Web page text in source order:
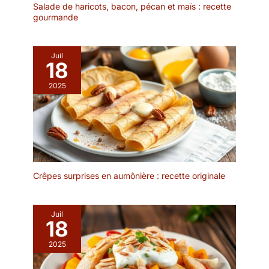
mail. Je vous répondrai
solution satisfaisante.
décoration unique pour
de notre assiette en
ardoise rectangulaire a
été spécialement traitée,
de sorte qu'elle est très
facile à nettoyer. Tout ce
que vous avez à faire est
de les essuyer
délicatement avec un
chiffon humide pour
belles, vous épargnant
efforts précieux. Il est
non seulement facile à
utiliser, mais aussi facile
à nettoyer. 💕
CONCEPTION
Salade de haricots, bacon, pécan et maïs : recette
gourmande
Juil
18
2025
Crêpes surprises en aumônière : recette originale
Juil
18
2025